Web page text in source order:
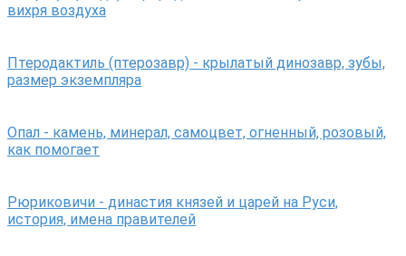
вихря воздуха
Птеродактиль (птерозавр) - крылатый динозавр, зубы,
размер экземпляра
Опал - камень, минерал, самоцвет, огненный, розовый,
как помогает
Рюриковичи - династия князей и царей на Руси,
история, имена правителей